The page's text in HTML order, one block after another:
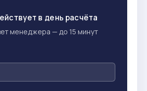
в день расчёта
менеджера — до 15 минут